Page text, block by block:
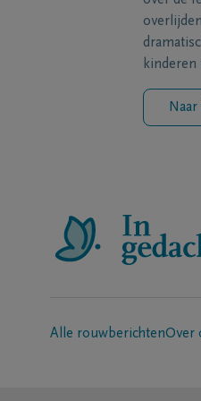
kinderen
Alle rouwberichtenOver